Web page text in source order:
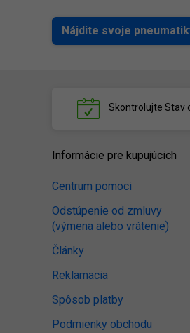
Nájdite svoje
Skontrolujte Stav
Informácie pre kupujúcich
Centrum pomoci
Odstúpenie od zmluvy
(výmena alebo vrátenie)
Články
Reklamacia
Spôsob platby
Podmienky obchodu